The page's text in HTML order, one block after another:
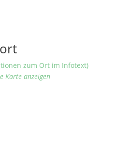
zum Ort im Infotext)
Karte anzeigen